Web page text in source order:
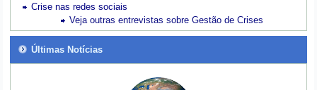
Crise nas redes sociais
Veja outras entrevistas sobre Gestão de Crises
Últimas Notícias